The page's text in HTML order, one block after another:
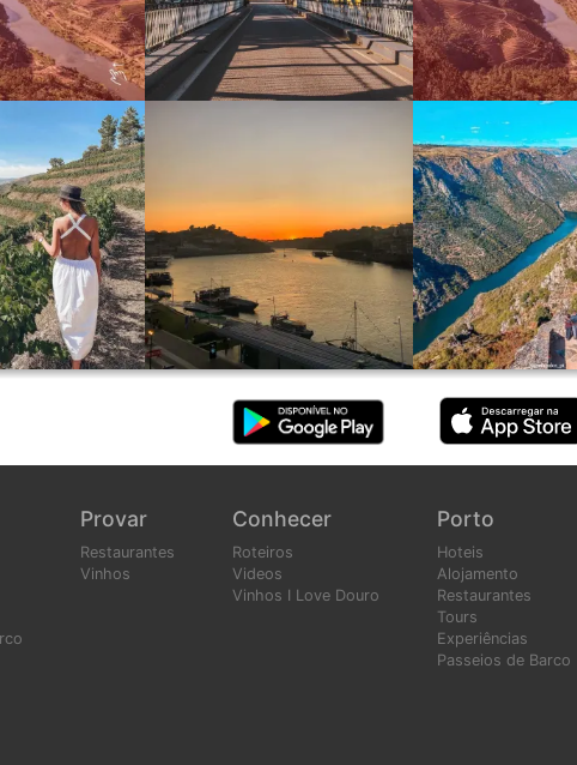
Provar
Restaurantes
Vinhos
Conhecer
Roteiros
Videos
Vinhos I Love Douro
Porto
Hoteis
Alojamento
Restaurantes
Tours
Experiências
Passeios de Barco